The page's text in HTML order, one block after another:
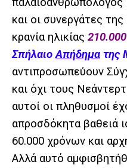
και οι συνεργάτες
κρανία ηλικίας
ΣπήλαιοΑπήδημα της
αντιπροσωπεύουν
και όχι τους
αυτοί οι πληθυσμοί
απροσδόκητα βαθειά
60.000 χρόνων και
Αλλά αυτό